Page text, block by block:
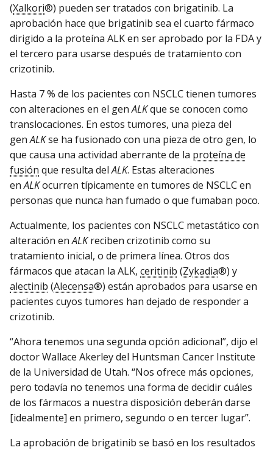
(Xalkori®) pueden ser tratados con brigatinib. La
aprobación hace que brigatinib sea el cuarto fármaco
dirigido a la proteína ALK en ser aprobado por la FDA y
el tercero para usarse después de tratamiento con
crizotinib.
Hasta 7 % de los pacientes con NSCLC tienen tumores
con alteraciones en el genALKque se conocen como
translocaciones. En estos tumores, una pieza del
genALKse ha fusionado con una pieza de otro gen, lo
que causa una actividad aberrante de la proteína de
fusión que resulta delALK. Estas alteraciones
enALKocurren típicamente en tumores de NSCLC en
personas que nunca han fumado o que fumaban poco.
Actualmente, los pacientes con NSCLC metastático con
alteración enALKreciben crizotinib como su
tratamiento inicial, o de primera línea. Otros dos
fármacos que atacan la ALK, ceritinib (Zykadia®) y
alectinib (Alecensa®) están aprobados para usarse en
pacientes cuyos tumores han dejado de responder a
crizotinib.
“Ahora tenemos una segunda opción adicional”, dijo el
doctor Wallace Akerley del Huntsman Cancer Institute
de la Universidad de Utah. “Nos ofrece más opciones,
pero todavía no tenemos una forma de decidir cuáles
de los fármacos a nuestra disposición deberán darse
[idealmente] en primero, segundo o en tercer lugar”.
La aprobación de brigatinib se basó en los resultados